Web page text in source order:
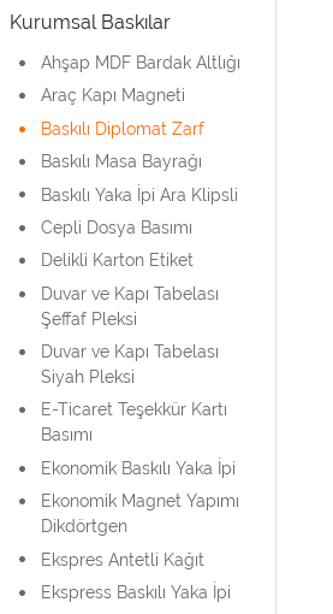
Kurumsal Baskılar
Ahşap MDF Bardak Altlığı
Araç Kapı Magneti
Baskılı Diplomat Zarf
Baskılı Masa Bayrağı
Baskılı Yaka İpi Ara Klipsli
Cepli Dosya Basımı
Delikli Karton Etiket
Duvar ve Kapı Tabelası
Şeffaf Pleksi
Duvar ve Kapı Tabelası
Siyah Pleksi
E-Ticaret Teşekkür Kartı
Basımı
Ekonomik Baskılı Yaka İpi
Ekonomik Magnet Yapımı
Dikdörtgen
Ekspres Antetli Kağıt
Ekspress Baskılı Yaka İpi